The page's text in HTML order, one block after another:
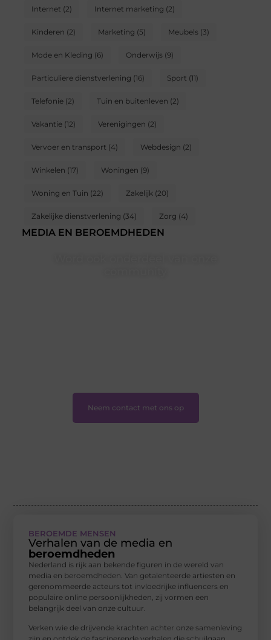
Internet (2) Internet marketing (2)
Kinderen (2) Marketing (5) Meubels(3)
Mode en Kleding (6) Onderwijs(9)
Particuliere dienstverlening (16) Sport (11)
Telefonie(2) Tuin en buitenleven (2)
Vakantie(12) Verenigingen (2)
Vervoer en transport (4) Webdesign (2)
Winkelen (17) Woningen (9)
Woning en Tuin (22) Zakelijk (20)
Zakelijke dienstverlening (34) Zorg (4)
MEDIA EN BEROEMDHEDEN
Neem contact met ons op
BEROEMDE MENSEN
Verhalen van de media en
beroemdheden
Nederland is rijk aan bekende figuren in de wereld van
media en beroemdheden. Van getalenteerde artiesten en
gerenommeerde acteurs tot invloedrijke influencers en
populaire online persoonlijkheden, zij vormen een
belangrijk deel van onze cultuur.
Verken wie de drijvende krachten achter onze samenleving